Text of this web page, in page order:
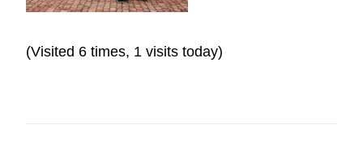
(Visited 6 times, 1 visits today)